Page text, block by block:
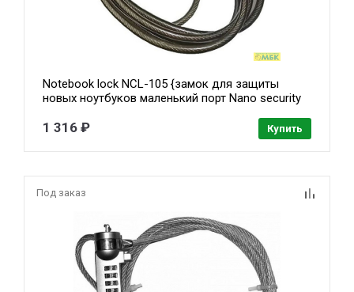
Notebook lock NCL-105 {замок для защиты
новых ноутбуков маленький порт Nano security
1 316 ₽ Купить
Под заказ